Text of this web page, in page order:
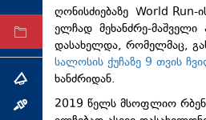
არქივი
თემა
ინტერვიუ
ღონისძიებაზე World Run-
ელჩად მეხანძრე-მაშველი
დასახელდა, რომელმაც,
სალოსის ქუჩაზე 9 თვის
ხანძრიდან.
2019 წელს მსოფლიო